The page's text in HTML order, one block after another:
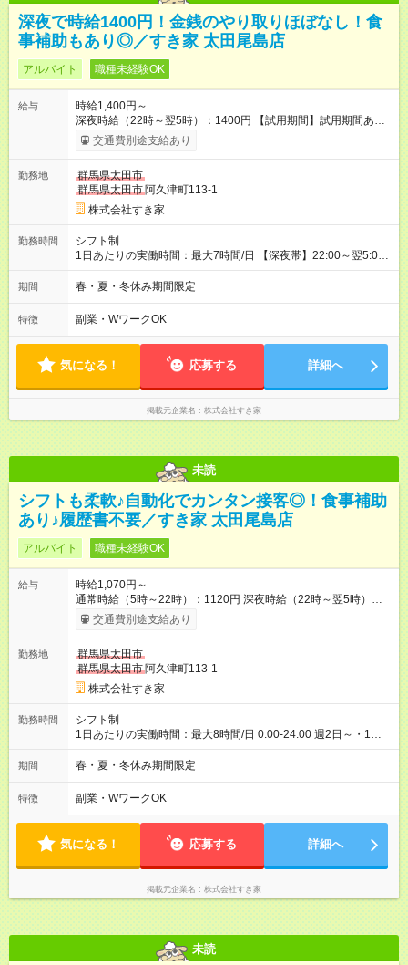
深夜で時給1400円！金銭のやり取りほぼなし！食
事補助もあり◎／すき家 太田尾島店
アルバイト 職種未経験OK
給与
時給1,400円～
深夜時給（22時～翌5時）：1400円 【試用期間】試用期間あり
試用期間の長さ：1ヶ月 雇用形態、給与は本採用時と同じです。
試用期間の実態は30日（※条件変更なし）ですが、切り上げで
同時給）
交通費別途支給あり
勤務地
群馬県太田市
群馬県太田市 阿久津町113-1
株式会社すき家
勤務時間
シフト制
1日あたりの実働時間：最大7時間/日 【深夜帯】22:00～翌5:00
週2日～・1日2h～OK◎ ※22:00から翌5:00までは18歳以上の方
のみ勤務可能です（18歳未満の深夜業務禁止のため） ★深夜で
す。 必ず、2名以上での勤務を行いますので、安心して働けま
す。
期間 春・夏・冬休み期間限定
特徴 副業・WワークOK
気になる！ 応募する 詳細へ
掲載元企業名 株式会社すき家
未読
シフトも柔軟♪自動化でカンタン接客◎！食事補助
あり♪履歴書不要／すき家 太田尾島店
アルバイト 職種未経験OK
給与
時給1,070円～
通常時給（5時～22時）：1120円 深夜時給（22時～翌5時）：
1400円 高校生時給：1070円 【特別手当】早朝手当（5：00-9：
00）時給+150円 【試用期間】試用期間あり 試用期間の長さ：1
30日（※条件変更なし）ですが、切り上げで一ヶ月とさせてい
ただきます。 研修制度あり：15時間(研修中も同時給）
交通費別途支給あり
勤務地
群馬県太田市
群馬県太田市 阿久津町113-1
株式会社すき家
勤務時間
シフト制
1日あたりの実働時間：最大8時間/日 0:00-24:00 週2日～・1日
2h～OK ＜シフト例＞ 〇朝帯 5:00-9:00 〇昼帯 9:00-14:00 〇午
後帯 14:00-18:00 〇夜帯 18:00-22:00 〇深夜帯 22:00-翌5:00 基
ます♪
期間 春・夏・冬休み期間限定
特徴 副業・WワークOK
気になる！ 応募する 詳細へ
掲載元企業名 株式会社すき家
未読